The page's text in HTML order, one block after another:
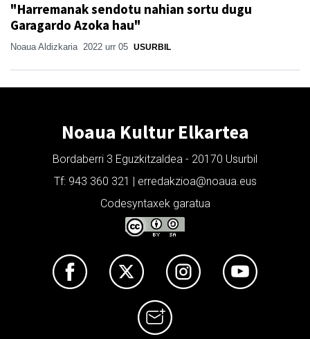
"Harremanak sendotu nahian sortu dugu
Garagardo Azoka hau"
Noaua Aldizkaria 2022 urr 05 USURBIL
Noaua Kultur Elkartea
Bordaberri 3 Eguzkitzaldea - 20170 Usurbil
Tf: 943 360 321 | erredakzioa@noaua.eus
Codesyntaxek garatua